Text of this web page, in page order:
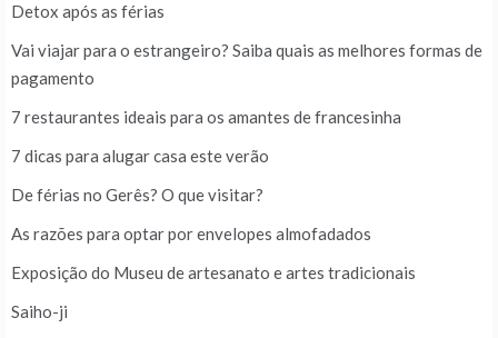
Detox após as férias
Vai viajar para o estrangeiro? Saiba quais as melhores formas de
pagamento
7 restaurantes ideais para os amantes de francesinha
7 dicas para alugar casa este verão
De férias no Gerês? O que visitar?
As razões para optar por envelopes almofadados
Exposição do Museu de artesanato e artes tradicionais
Saiho-ji